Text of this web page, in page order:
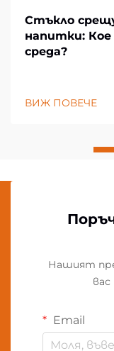
Стъкло
напитки: Кое
среда?
ВИЖ ПОВЕЧЕ
Нашият
Email